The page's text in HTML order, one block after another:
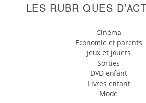
LES RUBRIQUES
Cinéma
Economie et parents
Jeux et jouets
Sorties
DVD enfant
Livres enfant
Mode